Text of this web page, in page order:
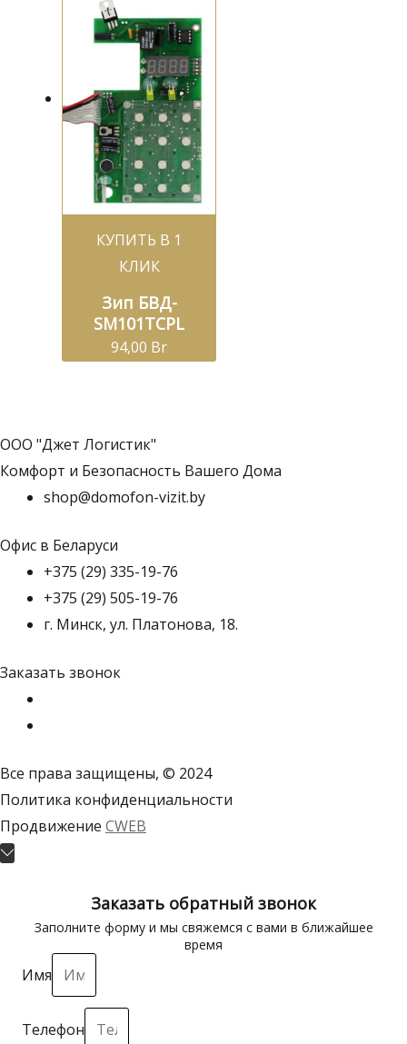
КУПИТЬ В 1
КЛИК
Зип БВД-
SM101TCPL
94,00 Br
ООО "Джет Логистик"
Комфорт и Безопасность Вашего Дома
shop@domofon-vizit.by
Офис в Беларуси
+375 (29) 335-19-76
+375 (29) 505-19-76
г. Минск, ул. Платонова, 18.
Заказать звонок
Все права защищены, © 2024
Политика конфиденциальности
Продвижение CWEB
Пролистать
Заказать обратный звонок
Заполните форму и мы свяжемся с вами в ближайшее
время
Имя
Телефон